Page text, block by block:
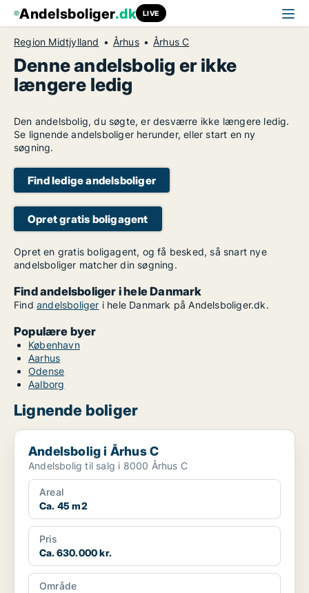
Andelsboliger.dk LIVE
Region Midtjylland Århus Århus C
Denne andelsbolig er ikke
længere ledig
Den andelsbolig, du søgte, er desværre ikke længere ledig.
Se lignende andelsboliger herunder, eller start en ny
søgning.
Find ledige andelsboliger
Opret gratis boligagent
Opret en gratis boligagent, og få besked, så snart nye
andelsboliger matcher din søgning.
Find andelsboliger i hele Danmark
Find andelsboliger i hele Danmark på Andelsboliger.dk.
Populære byer
København
Aarhus
Odense
Aalborg
Lignende boliger
Andelsbolig i Århus C
Andelsbolig i Århus C
Andelsbolig til salg i 8000 Århus C
Areal
Ca. 45 m2
Pris
Ca. 630.000 kr.
Område